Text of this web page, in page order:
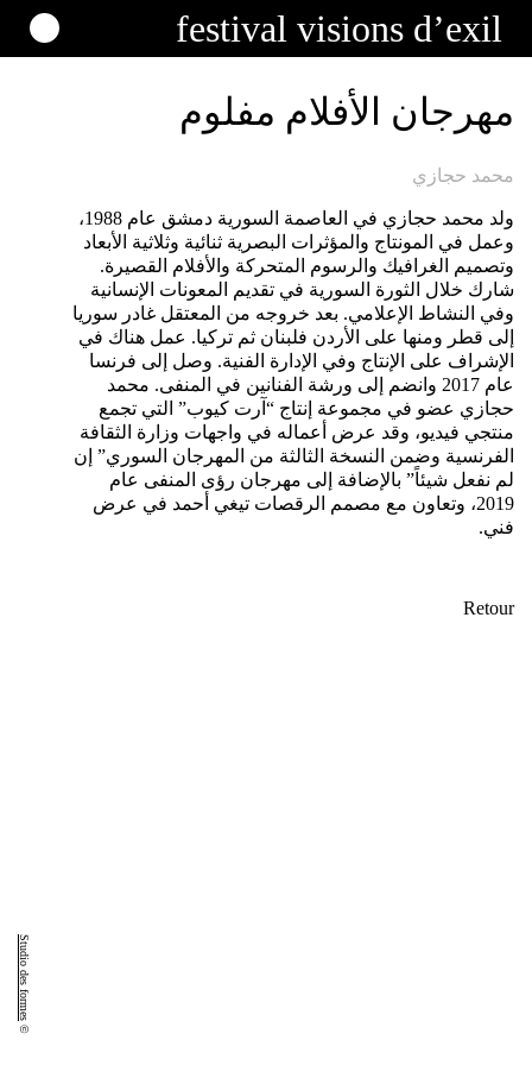
festival visions d’exil
مهرجان الأفلام مفلوم
محمد حجازي
ولد محمد حجازي في العاصمة السورية دمشق عام 1988،
وعمل في المونتاج والمؤثرات البصرية ثنائية وثلاثية الأبعاد
وتصميم الغرافيك والرسوم المتحركة والأفلام القصيرة.
شارك خلال الثورة السورية في تقديم المعونات الإنسانية
وفي النشاط الإعلامي. بعد خروجه من المعتقل غادر سوريا
إلى قطر ومنها على الأردن فلبنان ثم تركيا. عمل هناك في
الإشراف على الإنتاج وفي الإدارة الفنية. وصل إلى فرنسا
عام 2017 وانضم إلى ورشة الفنانين في المنفى. محمد
حجازي عضو في مجموعة إنتاج “آرت كيوب” التي تجمع
منتجي فيديو، وقد عرض أعماله في واجهات وزارة الثقافة
الفرنسية وضمن النسخة الثالثة من المهرجان السوري” إن
لم نفعل شيئاً” بالإضافة إلى مهرجان رؤى المنفى عام
2019، وتعاون مع مصمم الرقصات تيغي أحمد في عرض
فني.
Retour
©
Studio des formes